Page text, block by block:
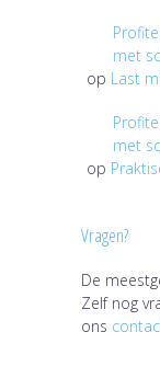
met
op Last
met
op
Vragen?
De
Zelf nog
ons